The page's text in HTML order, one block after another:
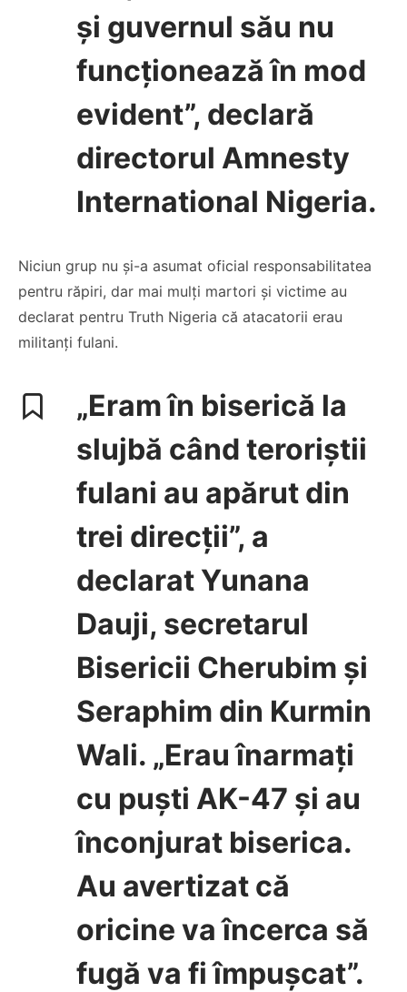
și guvernul său nu
funcționează în mod
evident”, declară
directorul Amnesty
International Nigeria.
Niciun grup nu și-a asumat oficial responsabilitatea
pentru răpiri, dar mai mulți martori și victime au
declarat pentru Truth Nigeria că atacatorii erau
militanți fulani.
„Eram în biserică la
slujbă când teroriștii
fulani au apărut din
trei direcții”, a
declarat Yunana
Dauji, secretarul
Bisericii Cherubim și
Seraphim din Kurmin
Wali. „Erau înarmați
cu puști AK-47 și au
înconjurat biserica.
Au avertizat că
oricine va încerca să
fugă va fi împușcat”.